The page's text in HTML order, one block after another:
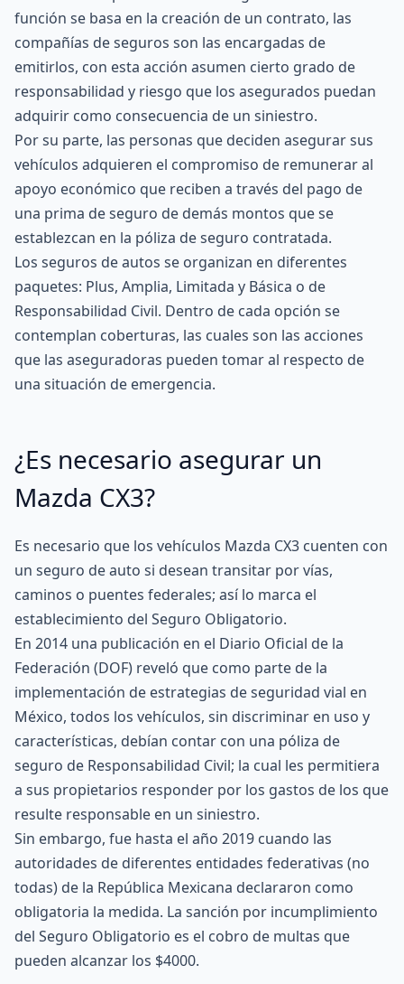
función se basa en la creación de un contrato, las
compañías de seguros son las encargadas de
emitirlos, con esta acción asumen cierto grado de
responsabilidad y riesgo que los asegurados puedan
adquirir como consecuencia de un siniestro.
Por su parte, las personas que deciden asegurar sus
vehículos adquieren el compromiso de remunerar al
apoyo económico que reciben a través del pago de
una prima de seguro de demás montos que se
establezcan en la póliza de seguro contratada.
Los seguros de autos se organizan en diferentes
paquetes: Plus, Amplia, Limitada y Básica o de
Responsabilidad Civil. Dentro de cada opción se
contemplan coberturas, las cuales son las acciones
que las aseguradoras pueden tomar al respecto de
una situación de emergencia.
¿Es necesario asegurar un
Mazda CX3?
Es necesario que los vehículos Mazda CX3 cuenten con
un seguro de auto si desean transitar por vías,
caminos o puentes federales; así lo marca el
establecimiento del Seguro Obligatorio.
En 2014 una publicación en el Diario Oficial de la
Federación (DOF) reveló que como parte de la
implementación de estrategias de seguridad vial en
México, todos los vehículos, sin discriminar en uso y
características, debían contar con una póliza de
seguro de Responsabilidad Civil; la cual les permitiera
a sus propietarios responder por los gastos de los que
resulte responsable en un siniestro.
Sin embargo, fue hasta el año 2019 cuando las
autoridades de diferentes entidades federativas (no
todas) de la República Mexicana declararon como
obligatoria la medida. La sanción por incumplimiento
del Seguro Obligatorio es el cobro de multas que
pueden alcanzar los $4000.